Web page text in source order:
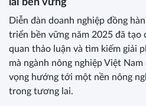
Diễn đàn doanh nghiệp đồng
triển bền vững năm 2025 đã tạo
quan thảo luận và tìm kiếm giải
mà ngành nông nghiệp Việt
vọng hướng tới một nền nông
trong tương lai.